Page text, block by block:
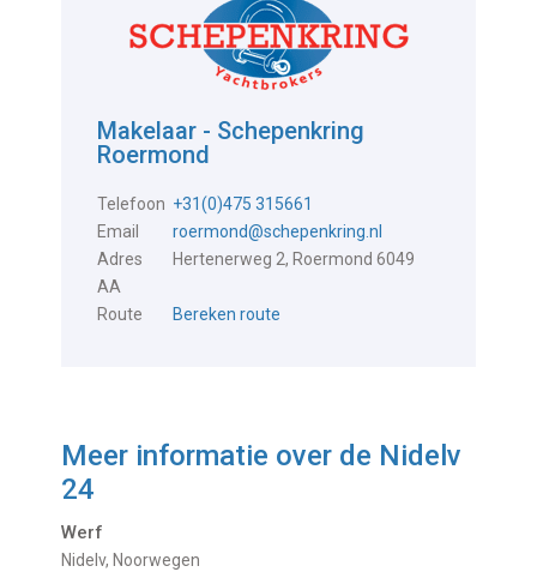
Makelaar - Schepenkring
Roermond
Telefoon +31(0)475 315661
Email
roermond@schepenkring.nl
Adres
Hertenerweg 2, Roermond 6049
AA
Route
Bereken route
Meer informatie over de Nidelv
24
Werf
Nidelv, Noorwegen